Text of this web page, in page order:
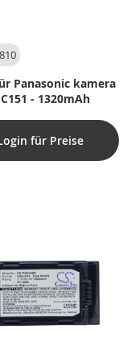
Panasonic kamera
- 1320mAh
für Preise